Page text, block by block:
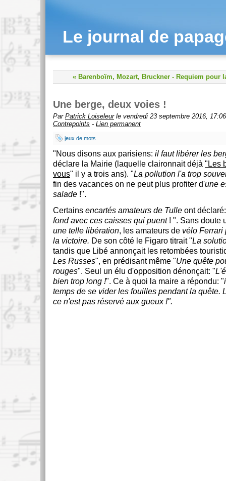
Le journal de
« Barenboïm, Mozart, Bruckner - Requiem pour
Une berge, deux voies !
Par Patrick Loiseleurle vendredi 23 septembre 2016,
Contrepoints - Lien permanent
jeux de mots
"Nous disons aux parisiens: il faut libérer les
déclare la Mairie (laquelle claironnait déjà "Les
vous" il y a trois ans). "La pollution l'a trop
fin des vacances on ne peut plus profiter d'une
salade !".
Certains encartés amateurs de Tulle ont
fond avec ces caisses qui puent! ". Sans doute
une telle libération, les amateurs de vélo Ferrari
la victoire. De son côté le Figaro titrait "La
tandis que Libé annonçait les retombées
Les Russes", en prédisant même "Une quête
rouges". Seul un élu d'opposition dénonçait: "
bien trop long !". Ce à quoi la maire a répondu: "
temps de se vider les fouilles pendant la quête.
ce n'est pas réservé aux gueux !".